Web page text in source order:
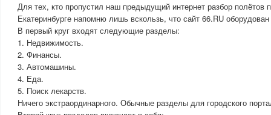
Для тех, кто пропустил наш предыдущий интернет разбор полётов
Екатеринбурге напомню лишь вскользь, что сайт 66.RU
В первый круг входят следующие разделы:
1. Недвижимость.
2. Финансы.
3. Автомашины.
4. Еда.
5. Поиск лекарств.
Ничего экстраординарного. Обычные разделы для городского